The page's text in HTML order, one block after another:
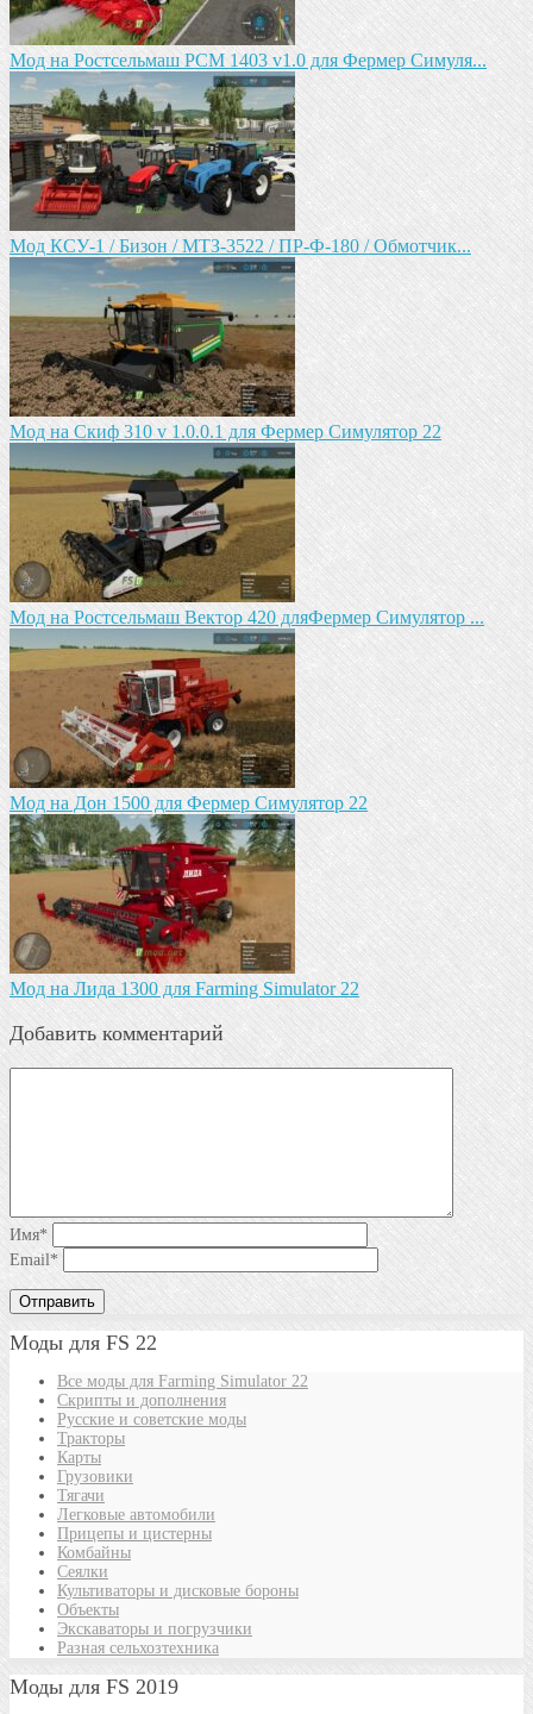
Мод на Ростсельмаш РСМ 1403 v1.0 для Фермер Симуля...
Мод КСУ-1 / Бизон / МТЗ-3522 / ПР-Ф-180 / Обмотчик...
Мод на Cкиф 310 v 1.0.0.1 для Фермер Симулятор 22
Мод на Ростсельмаш Вектор 420 дляФермер Симулятор ...
Мод на Дон 1500 для Фермер Симулятор 22
Мод на Лида 1300 для Farming Simulator 22
Добавить комментарий
Имя*
Email*
Моды для FS 22
Все моды для Farming Simulator 22
Скрипты и дополнения
Русские и советские моды
Тракторы
Карты
Грузовики
Тягачи
Легковые автомобили
Прицепы и цистерны
Комбайны
Сеялки
Культиваторы и дисковые бороны
Объекты
Экскаваторы и погрузчики
Разная сельхозтехника
Моды для FS 2019